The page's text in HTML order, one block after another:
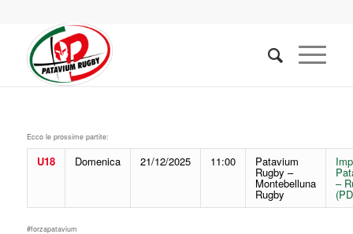
Ecco le prossime partite:
U18 Domenica 21/12/2025 11:00 Patavium
Rugby –
Montebelluna
Rugby
–
#forzapatavium